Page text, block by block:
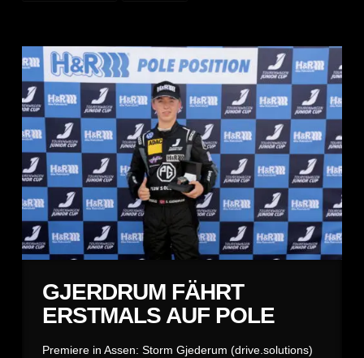
GJERDRUM FÄHRT
ERSTMALS AUF POLE
Premiere in Assen: Storm Gjederum (drive.solutions)